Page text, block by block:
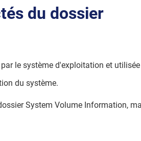
du dossier
le système d'exploitation et
du système.
System Volume Information,